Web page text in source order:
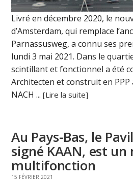
Livré en décembre 2020, le
d’Amsterdam, qui remplace
Parnassusweg, a connu ses
lundi 3 mai 2021. Dans le
scintillant et fonctionnel a été
Architecten et construit en PPP
NACH ...[Lire la suite]
Au Pays-Bas, le
signé KAAN, est
multifonction
15 FÉVRIER 2021